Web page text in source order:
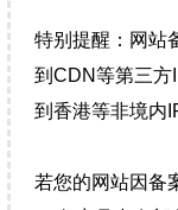
特别提醒：网站
到CDN等第三方
到香港等非境内
若您的网站因备